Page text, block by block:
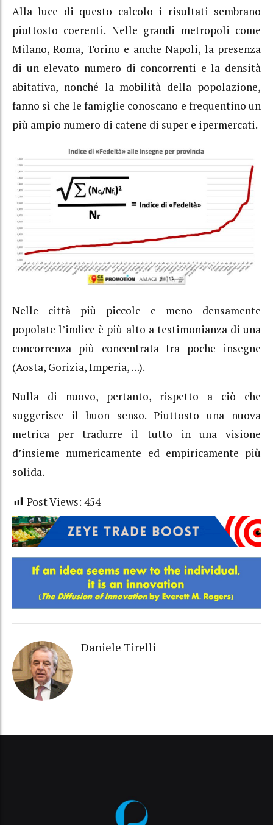
Alla luce di questo calcolo i risultati sembrano
piuttosto coerenti. Nelle grandi metropoli come
Milano, Roma, Torino e anche Napoli, la presenza
di un elevato numero di concorrenti e la densità
abitativa, nonché la mobilità della popolazione,
fanno sì che le famiglie conoscano e frequentino un
più ampio numero di catene di super e ipermercati.
Nelle città più piccole e meno densamente
popolate l’indice è più alto a testimonianza di una
concorrenza più concentrata tra poche insegne
(Aosta, Gorizia, Imperia, …).
Nulla di nuovo, pertanto, rispetto a ciò che
suggerisce il buon senso. Piuttosto una nuova
metrica per tradurre il tutto in una visione
d’insieme numericamente ed empiricamente più
solida.
Post Views: 454
Daniele Tirelli